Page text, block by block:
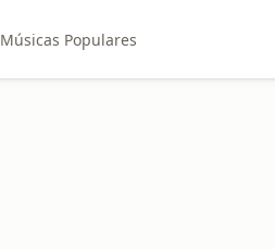
Músicas Populares